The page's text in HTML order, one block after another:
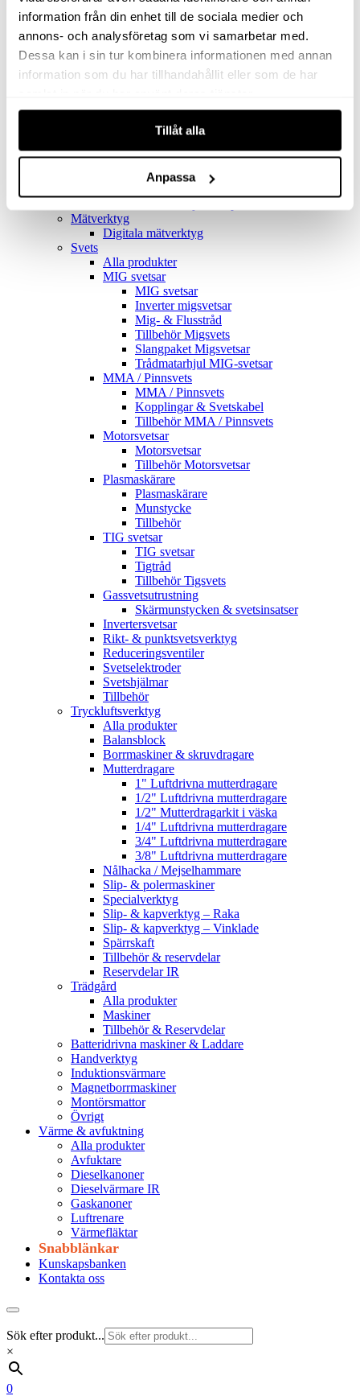
information från din enhet till de sociala medier och
annons- och analysföretag som vi samarbetar med.
Dessa kan i sin tur kombinera informationen med annan
information som du har tillhandahållit eller som de har
Tillåt alla
Anpassa
Golv- & Kombinationsmunstycke
Munstycke
Motor
Reservdelar dammsugare
Rör & handtag
Uppsamlingspåsar
Alla produkter
Mätverktyg
Digitala mätverktyg
Svets
Alla produkter
MIG svetsar
MIG svetsar
Inverter migsvetsar
Mig- & Flusstråd
Tillbehör Migsvets
Slangpaket Migsvetsar
Trådmatarhjul MIG-svetsar
MMA / Pinnsvets
MMA / Pinnsvets
Kopplingar & Svetskabel
Tillbehör MMA / Pinnsvets
Motorsvetsar
Motorsvetsar
Tillbehör Motorsvetsar
Plasmaskärare
Plasmaskärare
Munstycke
Tillbehör
TIG svetsar
TIG svetsar
Tigtråd
Tillbehör Tigsvets
Gassvetsutrustning
Skärmunstycken & svetsinsatser
Invertersvetsar
Rikt- & punktsvetsverktyg
Reduceringsventiler
Svetselektroder
Svetshjälmar
Tillbehör
Tryckluftsverktyg
Alla produkter
Balansblock
Borrmaskiner & skruvdragare
Mutterdragare
1" Luftdrivna mutterdragare
1/2" Luftdrivna mutterdragare
1/2" Mutterdragarkit i väska
1/4" Luftdrivna mutterdragare
3/4" Luftdrivna mutterdragare
3/8" Luftdrivna mutterdragare
Nålhacka / Mejselhammare
Slip- & polermaskiner
Specialverktyg
Slip- & kapverktyg – Raka
Slip- & kapverktyg – Vinklade
Spärrskaft
Tillbehör & reservdelar
Reservdelar IR
Trädgård
Alla produkter
Maskiner
Tillbehör & Reservdelar
Batteridrivna maskiner & Laddare
Handverktyg
Induktionsvärmare
Magnetborrmaskiner
Montörsmattor
Övrigt
Värme & avfuktning
Alla produkter
Avfuktare
Dieselkanoner
Dieselvärmare IR
Gaskanoner
Luftrenare
Värmefläktar
Snabblänkar
Kunskapsbanken
Kontakta oss
Sök efter produkt...
×
0